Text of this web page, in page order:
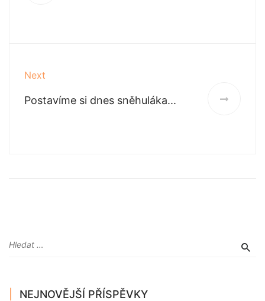
Next
Postavíme si dnes sněhuláka...
NEJNOVĚJŠÍ PŘÍSPĚVKY